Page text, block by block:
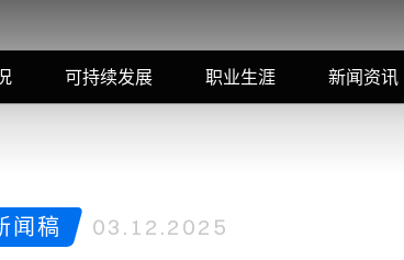
可持续发展 职业生涯 新闻资讯
闻稿 03.12.2025